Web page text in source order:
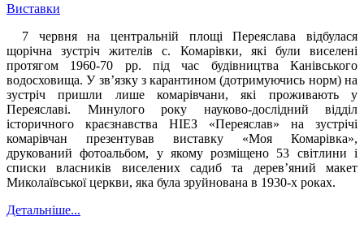
Виставки
7 червня на центральній площі Переяслава відбулася
щорічна зустріч жителів с. Комарівки, які були виселені
протягом 1960-70 рр. під час будівництва Канівського
водосховища. У зв’язку з карантином (дотримуючись норм) на
зустріч пришли лише комарівчани, які проживають у
Переяславі. Минулого року науково-дослідний відділ
історичного краєзнавства НІЕЗ «Переяслав» на зустрічі
комарівчан презентував виставку «Моя Комарівка»,
друкований фотоальбом, у якому розміщено 53 світлини і
списки власників виселених садиб та дерев’яний макет
Миколаївської церкви, яка була зруйнована в 1930-х роках.
Детальніше...